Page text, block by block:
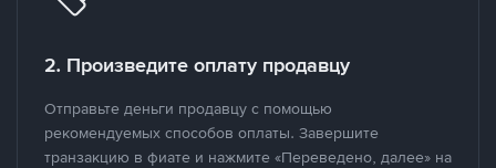
2. Произведите оплату продавцу
Отправьте деньги продавцу с помощью
рекомендуемых способов оплаты. Завершите
транзакцию в фиате и нажмите «Переведено, далее» на